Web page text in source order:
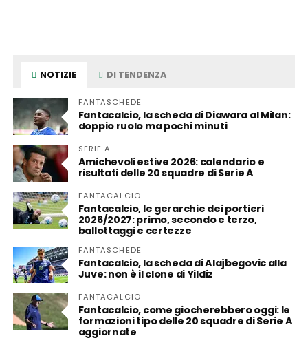
NOTIZIE DI TENDENZA
FANTASCHEDE
Fantacalcio, la scheda di Diawara al Milan:
doppio ruolo ma pochi minuti
SERIE A
Amichevoli estive 2026: calendario e
risultati delle 20 squadre di Serie A
FANTACALCIO
Fantacalcio, le gerarchie dei portieri
2026/2027: primo, secondo e terzo,
ballottaggi e certezze
FANTASCHEDE
Fantacalcio, la scheda di Alajbegovic alla
Juve: non è il clone di Yildiz
FANTACALCIO
Fantacalcio, come giocherebbero oggi: le
formazioni tipo delle 20 squadre di Serie A
aggiornate